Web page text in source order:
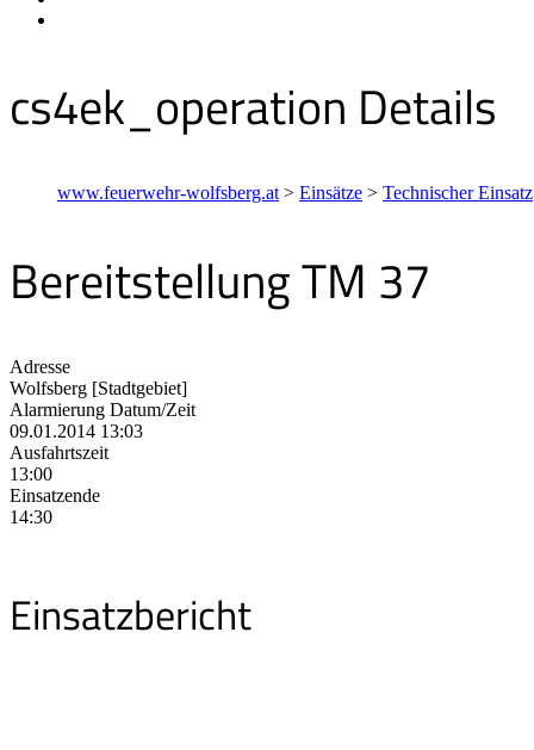
cs4ek_operation Details
www.feuerwehr-wolfsberg.at > Einsätze > Technischer Einsatz
Bereitstellung TM 37
Adresse
Wolfsberg [Stadtgebiet]
Alarmierung Datum/Zeit
09.01.2014 13:03
Ausfahrtszeit
13:00
Einsatzende
14:30
Einsatzbericht